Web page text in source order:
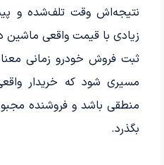
نتیجه‌اش وقت تلف‌شده و
زیادی با قیمت واقعی ماشین
ثبت فروش خودرو زمانی
مسیری شود که خریدار
منطقی باشد و فروشنده
بگذرد.